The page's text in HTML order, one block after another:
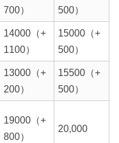
700）
500）
14000（+
1100）
15000（+
500）
13000（+
200）
15500（+
500）
19000（+
800）
20,000